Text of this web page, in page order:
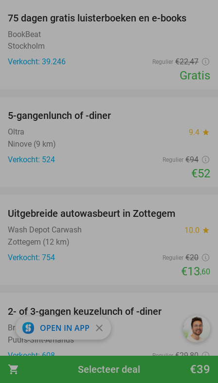
shopping_cart €39
Selecteer deal
75 dagen gratis luisterboeken en e-books
BookBeat
Stockholm
Verkocht: 39.246
Regulier €22,47
Gratis
5-gangenlunch of -diner
Oltra 9.4 star
Ninove (9 km)
Verkocht: 524
Regulier €94
€52
Uitgebreide autowasbeurt in Zottegem
Wash Depot Carwash 10.0 star
Zottegem (12 km)
Verkocht: 754
Regulier €20
€13,60
50%
2- of 3-gangen keuzelunch of -diner
Brasserie Vrededaal 9.9star
Puurs-Sint-Amands
Verkocht: 608
Regulier €29,80
€14,90
OPEN IN APP close